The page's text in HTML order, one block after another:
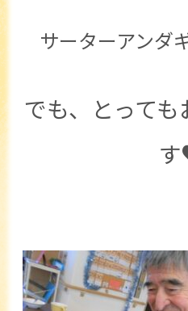
サーターアンダ
でも、とって